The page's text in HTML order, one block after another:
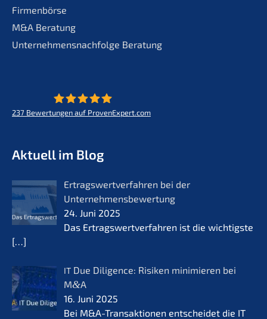
Firmenbörse
M&A Beratung
Unternehmensnachfolge Beratung
237 Bewertungen auf ProvenExpert.com
Aktuell im Blog
Ertrags­wert­ver­fah­ren bei der
Unternehmensbewertung
24. Juni 2025
Das Ertrags­wert­ver­fah­ren ist die wichtigs­te
[…]
IT Due Diligence: Risiken minimie­ren bei
M&A
16. Juni 2025
Bei M&A-Transaktionen entschei­det die IT